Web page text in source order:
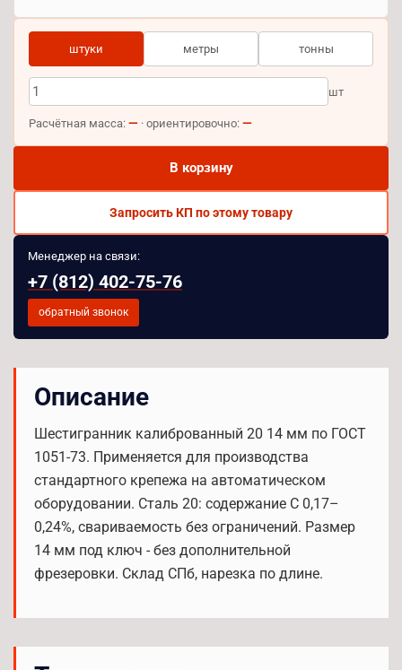
штуки метры тонны
шт
Расчётная масса: — · ориентировочно: —
В корзину
Запросить КП по этому товару
Менеджер на связи:
+7 (812) 402-75-76
обратный звонок
Описание
Шестигранник калиброванный 20 14 мм по ГОСТ
1051-73. Применяется для производства
стандартного крепежа на автоматическом
оборудовании. Сталь 20: содержание C 0,17–
0,24%, свариваемость без ограничений. Размер
14 мм под ключ - без дополнительной
фрезеровки. Склад СПб, нарезка по длине.